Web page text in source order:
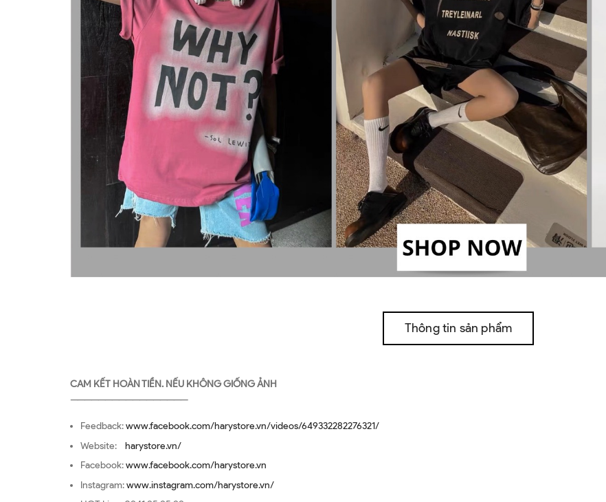
Thông tin sản phẩm
CAM KẾT HOÀN TIỀN. NẾU KHÔNG GIỐNG ẢNH
—————————————————
Feedback:www.facebook.com/harystore.vn/videos/649332282276321/
Website: harystore.vn/
Facebook:www.facebook.com/harystore.vn
Instagram:www.instagram.com/harystore.vn/